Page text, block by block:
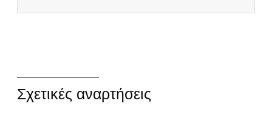
Σχετικές αναρτήσεις